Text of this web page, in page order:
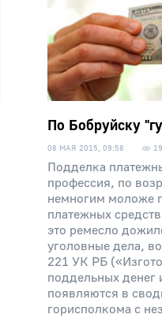
По Бобруйску
08 МАЯ 2015, 09:58
Подделка
профессия, по
немногим моложе
платежных
это ремесло
уголовные дела,
221 УК РБ
поддельных денег
появляются в
горисполкома с